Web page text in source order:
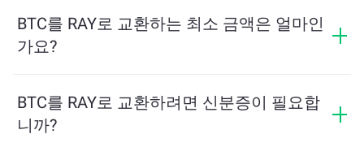
라집니다. ChangeNOW는 숨겨진 수수료 없이 경쟁력 있
는 요금을 제공하며, 최종 금액은 거래를 확인하기 전에
표시됩니다.
BTC를 RAY로 교환하는 최소 금액은 얼마인
가요?
다. 플랫폼은 원활한 거래를 보장하기 위해 필요한 최소
금액을 자동으로 계산합니다. 그러나 대부분의 경우, 최
소 금액은 2달러 상당입니다.
BTC를 RAY로 교환하려면 신분증이 필요합
니까?